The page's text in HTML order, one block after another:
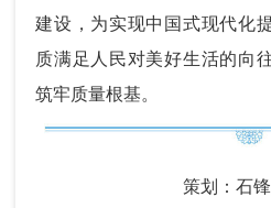
建设，为实现中国式现代化
质满足人民对美好生活的向
筑牢质量根基。
策划：石